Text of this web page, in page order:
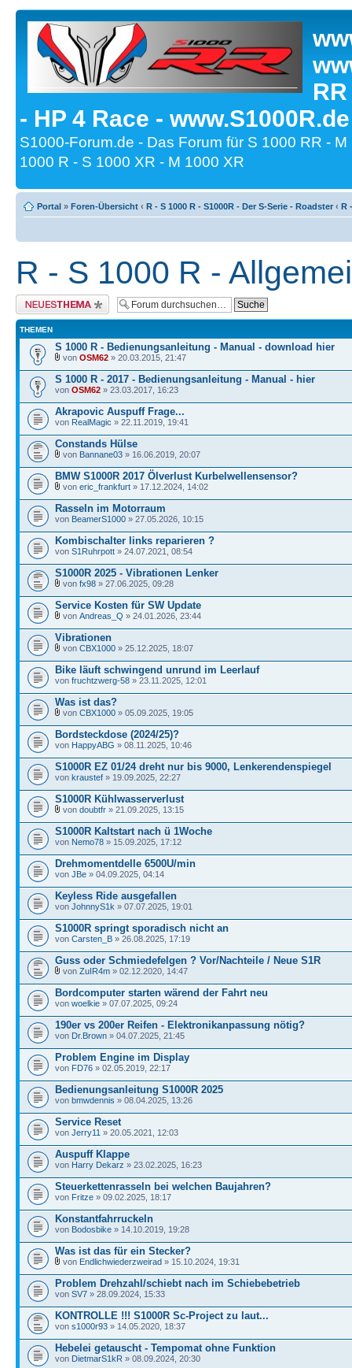
- HP 4 Race -
S1000-Forum.de - Das Forum für S 1000 RR -
1000 R - S 1000 XR - M 1000 XR
Portal » Foren-Übersicht ‹ R - S 1000 R - S1000R - Der S-Serie - Roadster ‹ R
R - S 1000 R -
Neues Thema erstellen
THEMEN
S 1000 R - Bedienungsanleitung - Manual - download hier
von OSM62 » 20.03.2015, 21:47
S 1000 R - 2017 - Bedienungsanleitung - Manual - hier
von OSM62 » 23.03.2017, 16:23
Akrapovic Auspuff Frage...
von RealMagic » 22.11.2019, 19:41
Constands Hülse
von Bannane03 » 16.06.2019, 20:07
BMW S1000R 2017 Ölverlust Kurbelwellensensor?
von eric_frankfurt » 17.12.2024, 14:02
Rasseln im Motorraum
von BeamerS1000 » 27.05.2026, 10:15
Kombischalter links reparieren ?
von S1Ruhrpott » 24.07.2021, 08:54
S1000R 2025 - Vibrationen Lenker
von fx98 » 27.06.2025, 09:28
Service Kosten für SW Update
von Andreas_Q » 24.01.2026, 23:44
Vibrationen
von CBX1000 » 25.12.2025, 18:07
Bike läuft schwingend unrund im Leerlauf
von fruchtzwerg-58 » 23.11.2025, 12:01
Was ist das?
von CBX1000 » 05.09.2025, 19:05
Bordsteckdose (2024/25)?
von HappyABG » 08.11.2025, 10:46
S1000R EZ 01/24 dreht nur bis 9000, Lenkerendenspiegel
von kraustef » 19.09.2025, 22:27
S1000R Kühlwasserverlust
von doubtfr » 21.09.2025, 13:15
S1000R Kaltstart nach ü 1Woche
von Nemo78 » 15.09.2025, 17:12
Drehmomentdelle 6500U/min
von JBe » 04.09.2025, 04:14
Keyless Ride ausgefallen
von JohnnyS1k » 07.07.2025, 19:01
S1000R springt sporadisch nicht an
von Carsten_B » 26.08.2025, 17:19
Guss oder Schmiedefelgen ? Vor/Nachteile / Neue S1R
von ZuIR4m » 02.12.2020, 14:47
Bordcomputer starten wärend der Fahrt neu
von woelkie » 07.07.2025, 09:24
190er vs 200er Reifen - Elektronikanpassung nötig?
von Dr.Brown » 04.07.2025, 21:45
Problem Engine im Display
von FD76 » 02.05.2019, 22:17
Bedienungsanleitung S1000R 2025
von bmwdennis » 08.04.2025, 13:26
Service Reset
von Jerry11 » 20.05.2021, 12:03
Auspuff Klappe
von Harry Dekarz » 23.02.2025, 16:23
Steuerkettenrasseln bei welchen Baujahren?
von Fritze » 09.02.2025, 18:17
Konstantfahrruckeln
von Bodosbike » 14.10.2019, 19:28
Was ist das für ein Stecker?
von Endlichwiederzweirad » 15.10.2024, 19:31
Problem Drehzahl/schiebt nach im Schiebebetrieb
von SV7 » 28.09.2024, 15:33
KONTROLLE !!! S1000R Sc-Project zu laut...
von s1000r93 » 14.05.2020, 18:37
Hebelei getauscht - Tempomat ohne Funktion
von DietmarS1kR » 08.09.2024, 20:30